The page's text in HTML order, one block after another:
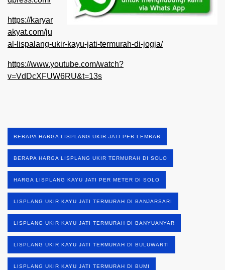
https://karyar
akyat.com/ju
al-lispalang-ukir-kayu-jati-termurah-di-jogja/
https://www.youtube.com/watch?
v=VdDcXFUW6RU&t=13s
BERAPA HARGA LISPLANG UKIR JATI PER LEMBAR
BERAPA HARGA LISPLANG UKIR TERMURAH DI SOLO
HARGA LISPLANG KAYU JATI PER METER DI SOLO
LISPLANG UKIR KAYU JATI TERMURAH DI BANJARSARI
LISPLANG UKIR KAYU JATI TERMURAH DI BANYUANYAR
LISPLANG UKIR KAYU JATI TERMURAH DI BULUWARTI
LISPLANG UKIR KAYU JATI TERMURAH DI BUMI